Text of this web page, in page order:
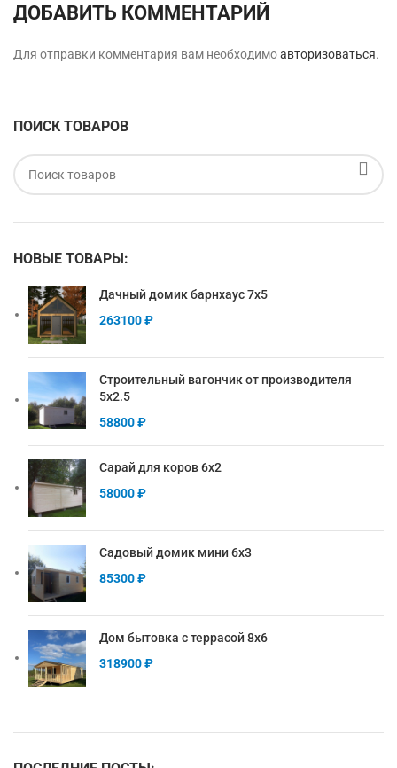
ДОБАВИТЬ КОММЕНТАРИЙ
Для отправки комментария вам необходимоавторизоваться.
ПОИСК ТОВАРОВ
НОВЫЕ ТОВАРЫ:
Дачный домик барнхаус 7х5
263100₽
Строительный вагончик от производителя
5х2.5
58800₽
Сарай для коров 6х2
58000₽
Садовый домик мини 6х3
85300₽
Дом бытовка с террасой 8х6
318900₽